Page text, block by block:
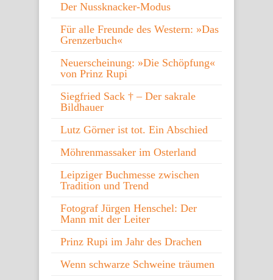
Der Nussknacker-Modus
Für alle Freunde des Western: »Das
Grenzerbuch«
Neuerscheinung: »Die Schöpfung«
von Prinz Rupi
Siegfried Sack † – Der sakrale
Bildhauer
Lutz Görner ist tot. Ein Abschied
Möhrenmassaker im Osterland
Leipziger Buchmesse zwischen
Tradition und Trend
Fotograf Jürgen Henschel: Der
Mann mit der Leiter
Prinz Rupi im Jahr des Drachen
Wenn schwarze Schweine träumen